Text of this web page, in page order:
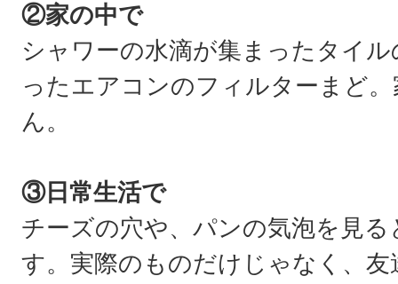
②家の中で
シャワーの水滴が集まったタイ
ったエアコンのフィルターまど
ん。
③日常生活で
チーズの穴や、パンの気泡を見
す。実際のものだけじゃなく、